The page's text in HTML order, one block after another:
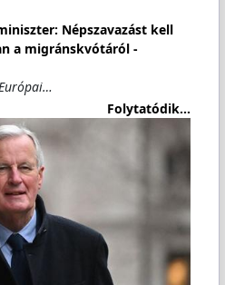
Népszavazást kell
a migránskvótáról -
Folytatódik...